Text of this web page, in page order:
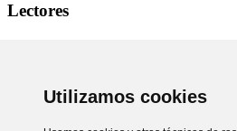
Utilizamos cookies
Lectores
Librerías
Condiciones de uso